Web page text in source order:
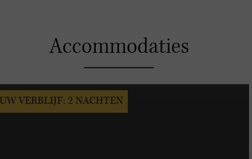
Accommodaties
UW VERBLIJF: 2 NACHTEN